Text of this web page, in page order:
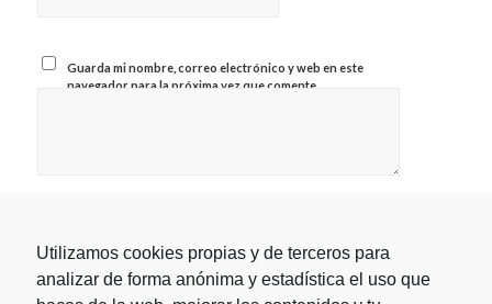
Guarda mi nombre, correo electrónico y web en este
navegador para la próxima vez que comente.
Utilizamos cookies propias y de terceros para
analizar de forma anónima y estadística el uso que